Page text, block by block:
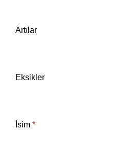
Artılar
Eksikler
İsim *